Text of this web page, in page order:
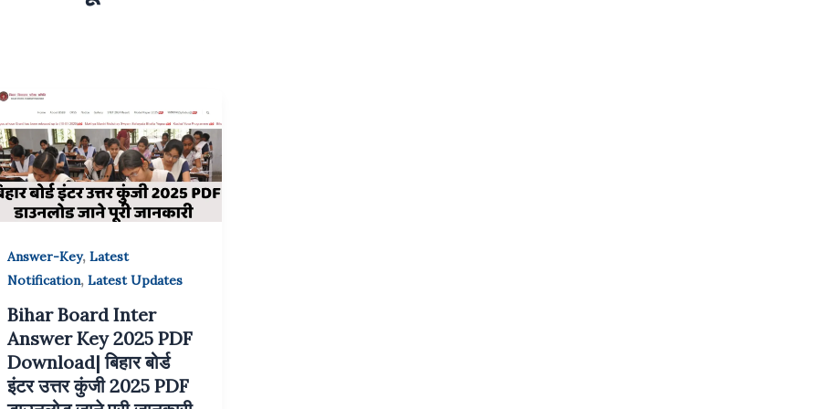
Answer-Key, Latest
Notification, Latest Updates
Bihar Board Inter
Answer Key 2025 PDF
Download| बिहार बोर्ड
इंटर उत्तर कुंजी 2025 PDF